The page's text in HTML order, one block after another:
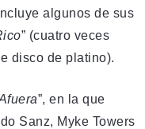
algunos de sus
” (cuatro veces
disco de platino).
”, en la que
Sanz, Myke Towers